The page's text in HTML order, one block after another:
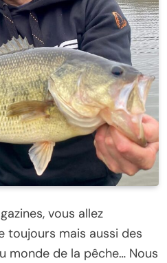
vous allez
toujours mais aussi des
monde de la pêche… Nous